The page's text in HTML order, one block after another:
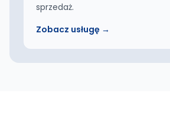
sprzedaż.
Zobacz usługę →